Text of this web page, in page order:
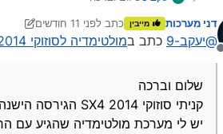
יש לי מערכת מולטימדיה שהגיע
אני רוצה להתקין במקום זה
תודה רבה
מנותק
דני מערכות מייבין כתב לפני 11 חודשים
נערך לאחרונה על ידי
@יעקב-9 כתב במולטימדיה לסוזוקי 2014 SX4 (הגירסה הישנה)
שלום וברכה
קניתי סוזוקי SX4 2014 הגירסה הישנה אם זה משנה.
יש לי מערכת מולטימדיה שהגיע עם